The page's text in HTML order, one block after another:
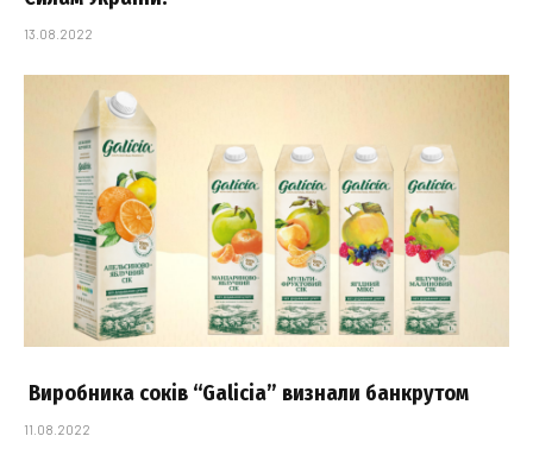
13.08.2022
Виробника соків “Galicia” визнали банкрутом
11.08.2022